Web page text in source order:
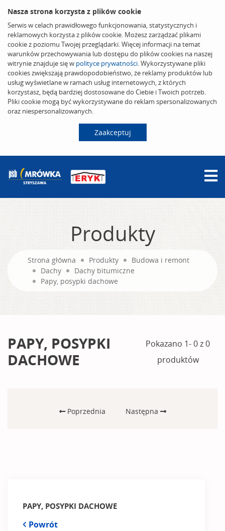
Nasza strona korzysta z plików cookie
Serwis w celach prawidłowego funkcjonowania, statystycznych i
reklamowych korzysta z plików cookie. Możesz zarządzać plikami
cookie z poziomu Twojej przeglądarki. Więcej informacji na temat
warunków przechowywania lub dostępu do plików cookies na naszej
witrynie znajduje się w polityce prywatności. Wykorzystywane pliki
cookies zwiększają prawdopodobieństwo, że reklamy produktów lub
usług wyświetlane w ramach usług internetowych, z których
korzystasz, będą bardziej dostosowane do Ciebie i Twoich potrzeb.
Pliki cookie mogą być wykorzystywane do reklam spersonalizowanych
oraz niespersonalizowanych.
Zaakceptuj
Produkty
Strona główna Produkty
Budowa i remont
Dachy
Dachy bitumiczne
Papy, posypki dachowe
PAPY, POSYPKI DACHOWE
Powrót
PAPY, POSYPKI
DACHOWE
Pokazano 1- 0 z 0
produktów
Poprzednia Następna